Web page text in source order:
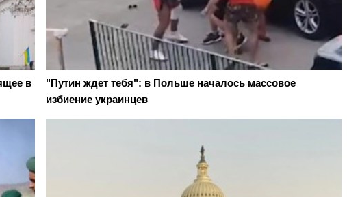
в
"Путин ждет тебя": в Польше началось массовое
избиение украинцев